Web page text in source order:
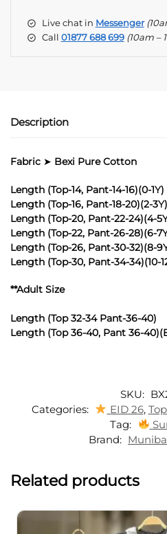
e
:
Live chat in Messenger
Call 01877 688 699 (10am –
Description
Fabric ➤ Bexi Pure Cotton
Length (Top-14, Pant-14-16)(0-
Length (Top-16, Pant-18-20)(2-
Length (Top-20, Pant-22-24)(4-
Length (Top-22, Pant-26-28)(6-
Length (Top-26, Pant-30-32)(8-
Length (Top-30, Pant-34-34)(10-
**Adult Size
Length (Top 32-34 Pant-36-40)
Length (Top 36-40, Pant 36-
SKU:
Categories:
EID 26,
Tag:
Brand:
Related products